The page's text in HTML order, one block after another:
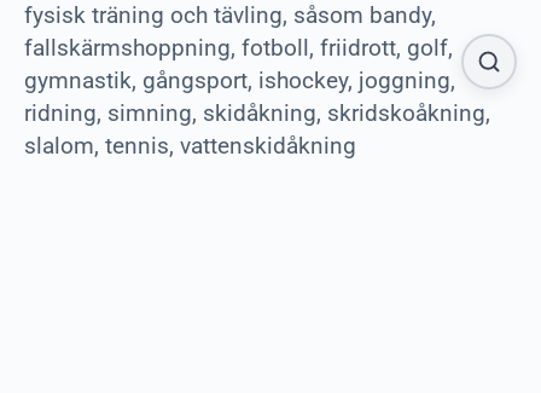
fysisk träning och tävling, såsom bandy,
fallskärmshoppning, fotboll, friidrott, golf,
gymnastik, gångsport, ishockey, joggning,
ridning, simning, skidåkning, skridskoåkning,
slalom, tennis, vattenskidåkning